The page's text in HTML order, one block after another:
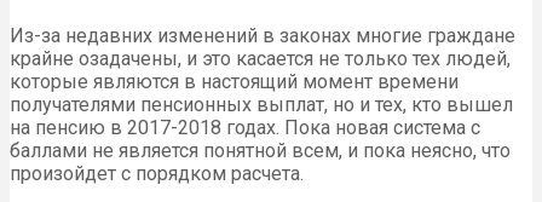
Из-за недавних изменений в законах многие граждане
крайне озадачены, и это касается не только тех людей,
которые являются в настоящий момент времени
получателями пенсионных выплат, но и тех, кто вышел
на пенсию в 2017-2018 годах. Пока новая система с
баллами не является понятной всем, и пока неясно, что
произойдет с порядком расчета.